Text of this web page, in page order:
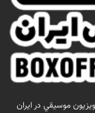
موسيقي در ايران